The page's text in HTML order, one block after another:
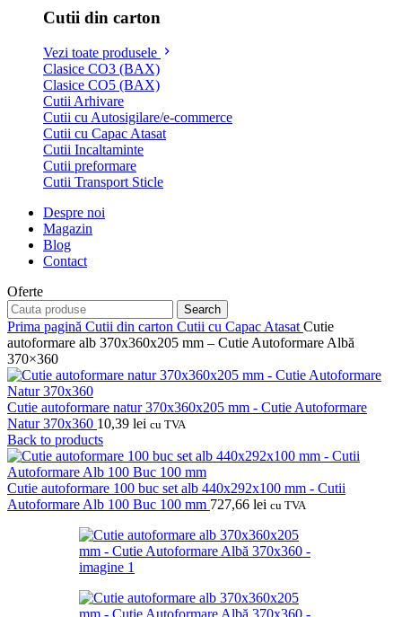
Cutii din carton
Vezi toate produsele
Clasice CO3 (BAX)
Clasice CO5 (BAX)
Cutii Arhivare
Cutii cu Autosigilare/e-commerce
Cutii cu Capac Atasat
Cutii Incaltaminte
Cutii preformare
Cutii Transport Sticle
Despre noi
Magazin
Blog
Contact
Oferte
Search
Prima pagină Cutii din carton Cutii cu Capac Atasat Cutie
autoformare alb 370x360x205 mm – Cutie Autoformare Albă
370×360
Cutie autoformare natur 370x360x205 mm - Cutie Autoformare
Natur 370x360 10,39 lei cu TVA
Back to products
Cutie autoformare 100 buc set alb 440x292x100 mm - Cutii
Autoformare Alb 100 Buc 100 mm 727,66 lei cu TVA